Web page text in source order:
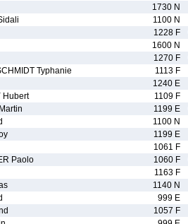
1730 N
1100 N
1228 F
1600 N
1270 F
Typhanie 1113 F
1240 E
Hubert 1109 F
1199 E
1100 N
1199 E
1061 F
Paolo 1060 F
1163 F
1140 N
999 E
1057 F